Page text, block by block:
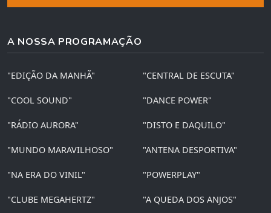
A NOSSA PROGRAMAÇÃO
"EDIÇÃO DA MANHÃ" "CENTRAL DE ESCUTA"
"COOL SOUND" "DANCE POWER"
"RÁDIO AURORA" "DISTO E DAQUILO"
"MUNDO MARAVILHOSO" "ANTENA DESPORTIVA"
"NA ERA DO VINIL" "POWERPLAY"
"CLUBE MEGAHERTZ" "A QUEDA DOS ANJOS"